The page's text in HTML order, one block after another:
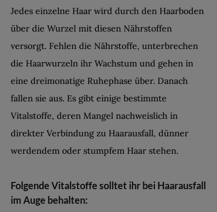
Jedes einzelne Haar wird durch den Haarboden
über die Wurzel mit diesen Nährstoffen
versorgt. Fehlen die Nährstoffe, unterbrechen
die Haarwurzeln ihr Wachstum und gehen in
eine dreimonatige Ruhephase über. Danach
fallen sie aus. Es gibt einige bestimmte
Vitalstoffe, deren Mangel nachweislich in
direkter Verbindung zu Haarausfall, dünner
werdendem oder stumpfem Haar stehen.
Folgende Vitalstoffe solltet ihr bei Haarausfall
im Auge behalten: